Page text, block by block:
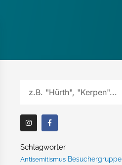
n
s
a
g
r
F
a
c
b
o
o
Schlagwörter
Antisemitismus Besuchergruppe